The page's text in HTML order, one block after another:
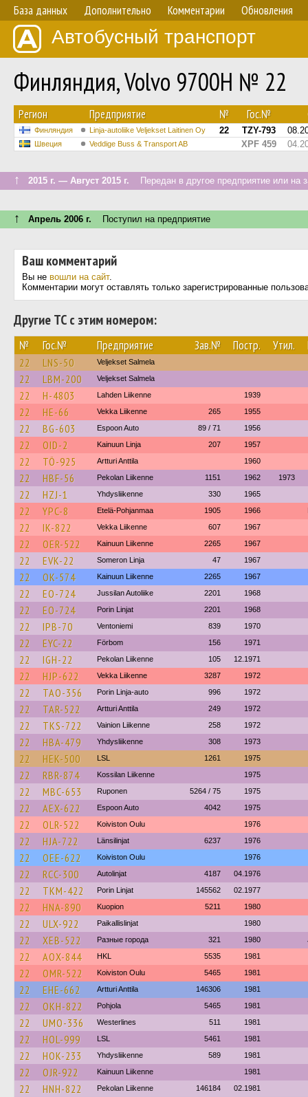
База данных Дополнительно Комментарии Обновления
Автобусный транспорт
Финляндия, Volvo 9700H № 22
Регион Предприятие № Гос.№
Финляндия Linja-autoliike Veljekset Laitinen Oy 22 TZY-793
Швеция Veddige Buss & Transport AB XPF 459
↑ 2015 г. — Август 2015 г. Передан в другое предприятие или на
↑ Апрель 2006 г. Поступил на предприятие
Ваш комментарий
Вы не вошли на сайт.
Комментарии могут оставлять только зарегистрированные
Другие ТС с этим номером:
№ Гос.№ Предприятие Зав.№ Постр. Утил.
22 LNS-50 Veljekset Salmela
22 LBM-200 Veljekset Salmela
22 H-4803 Lahden Liikenne 1939
22 HE-66 Vekka Liikenne 265 1955
22 BG-603 Espoon Auto 89 / 71 1956
22 OID-2 Kainuun Linja 207 1957
22 TÖ-925 Artturi Anttila 1960
22 HBF-56 Pekolan Liikenne 1151 1962 1973
22 HZJ-1 Yhdysliikenne 330 1965
22 YPC-8 Etelä-Pohjanmaa 1905 1966
22 IK-822 Vekka Liikenne 607 1967
22 OER-522 Kainuun Liikenne 2265 1967
22 EVK-22 Someron Linja 47 1967
22 OK-574 Kainuun Liikenne 2265 1967
22 EO-724 Jussilan Autoliike 2201 1968
22 EO-724 Porin Linjat 2201 1968
22 IPB-70 Ventoniemi 839 1970
22 EYC-22 Förbom 156 1971
22 IGH-22 Pekolan Liikenne 105 12.1971
22 HJP-622 Vekka Liikenne 3287 1972
22 TAO-356 Porin Linja-auto 996 1972
22 TAR-522 Artturi Anttila 249 1972
22 TKS-722 Vainion Liikenne 258 1972
22 HBA-479 Yhdysliikenne 308 1973
22 HEK-500 LSL 1261 1975
22 RBR-874 Kossilan Liikenne 1975
22 MBC-653 Ruponen 5264 / 75 1975
22 AEX-622 Espoon Auto 4042 1975
22 OLR-522 Koiviston Oulu 1976
22 HJA-722 Länsilinjat 6237 1976
22 OEE-622 Koiviston Oulu 1976
22 RCC-300 Autolinjat 4187 04.1976
22 TKM-422 Porin Linjat 145562 02.1977
22 HNA-890 Kuopion 5211 1980
22 ULX-922 Paikallislinjat 1980
22 XEB-522 Разные города 321 1980
22 AOX-844 HKL 5535 1981
22 OMR-522 Koiviston Oulu 5465 1981
22 EHE-662 Artturi Anttila 146306 1981
22 OKH-822 Pohjola 5465 1981
22 UMO-336 Westerlines 511 1981
22 HOL-999 LSL 5461 1981
22 HOK-233 Yhdysliikenne 589 1981
22 OJR-922 Kainuun Liikenne 1981
22 HNH-822 Pekolan Liikenne 146184 02.1981